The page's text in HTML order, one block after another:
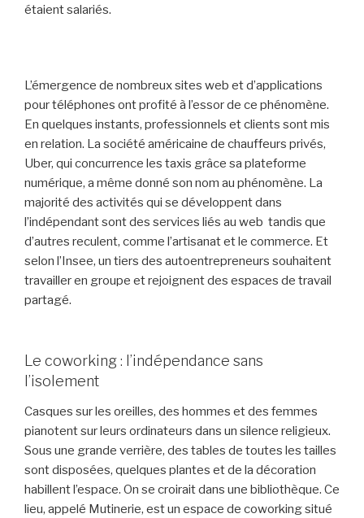
étaient salariés.
L’émergence de nombreux sites web et d’applications
pour téléphones ont profité à l’essor de ce phénomène.
En quelques instants, professionnels et clients sont mis
en relation. La société américaine de chauffeurs privés,
Uber, qui concurrence les taxis grâce sa plateforme
numérique, a même donné son nom au phénomène. La
majorité des activités qui se développent dans
l’indépendant sont des services liés au web tandis que
d’autres reculent, comme l’artisanat et le commerce. Et
selon l’Insee, un tiers des autoentrepreneurs souhaitent
travailler en groupe et rejoignent des espaces de travail
partagé.
Le coworking : l’indépendance sans
l’isolement
Casques sur les oreilles, des hommes et des femmes
pianotent sur leurs ordinateurs dans un silence religieux.
Sous une grande verrière, des tables de toutes les tailles
sont disposées, quelques plantes et de la décoration
habillent l’espace. On se croirait dans une bibliothèque. Ce
lieu, appelé Mutinerie, est un espace de coworking situé